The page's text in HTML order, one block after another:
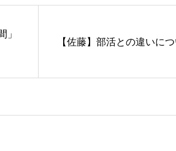
」
【佐藤】部活との違いに